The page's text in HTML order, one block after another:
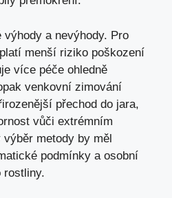
a nevýhody. Pro
menší riziko poškození
více péče ohledně
venkovní zimování
přechod do jara,
vůči extrémním
metody by měl
podmínky a osobní
rostliny.